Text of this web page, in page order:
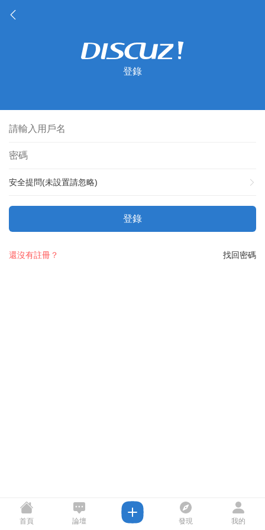
登錄
安全提問(未設置請忽略)
登錄
找回密碼
還沒有註冊？
首頁 論壇 發現 我的